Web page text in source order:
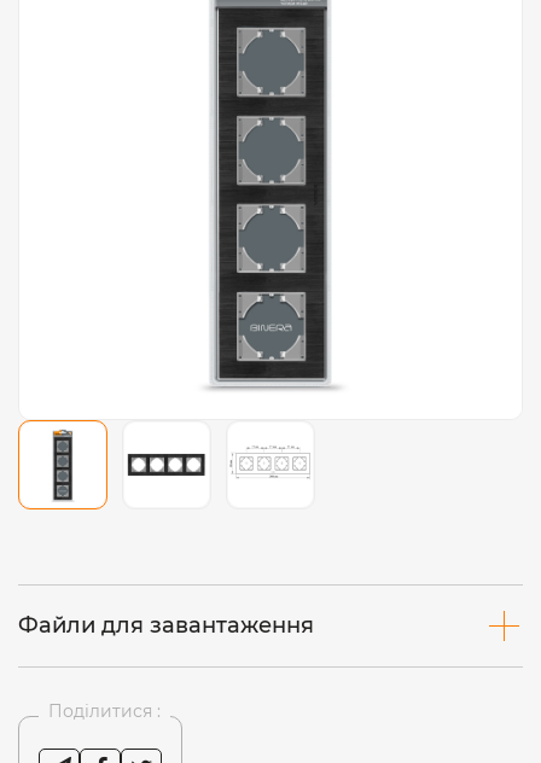
Файли для завантаження
Поділитися :